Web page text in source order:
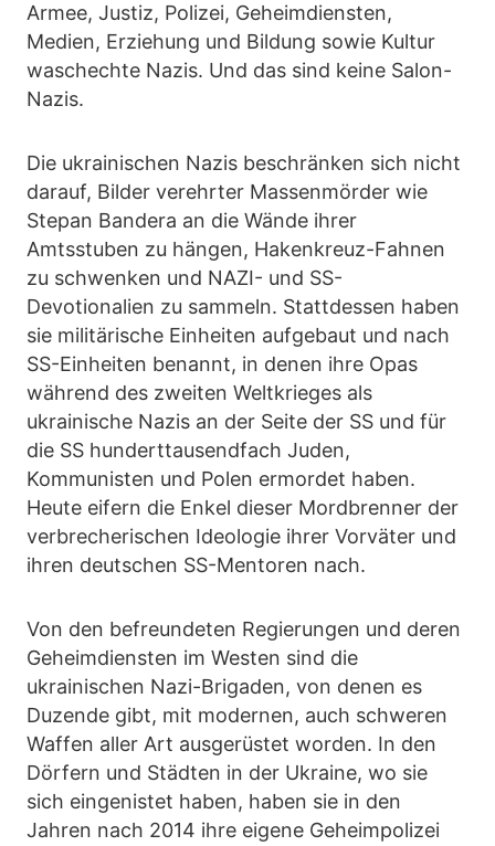
Armee, Justiz, Polizei, Geheimdiensten,
Medien, Erziehung und Bildung sowie Kultur
waschechte Nazis. Und das sind keine Salon-
Nazis.
Die ukrainischen Nazis beschränken sich nicht
darauf, Bilder verehrter Massenmörder wie
Stepan Bandera an die Wände ihrer
Amtsstuben zu hängen, Hakenkreuz-Fahnen
zu schwenken und NAZI- und SS-
Devotionalien zu sammeln. Stattdessen haben
sie militärische Einheiten aufgebaut und nach
SS-Einheiten benannt, in denen ihre Opas
während des zweiten Weltkrieges als
ukrainische Nazis an der Seite der SS und für
die SS hunderttausendfach Juden,
Kommunisten und Polen ermordet haben.
Heute eifern die Enkel dieser Mordbrenner der
verbrecherischen Ideologie ihrer Vorväter und
ihren deutschen SS-Mentoren nach.
Von den befreundeten Regierungen und deren
Geheimdiensten im Westen sind die
ukrainischen Nazi-Brigaden, von denen es
Duzende gibt, mit modernen, auch schweren
Waffen aller Art ausgerüstet worden. In den
Dörfern und Städten in der Ukraine, wo sie
sich eingenistet haben, haben sie in den
Jahren nach 2014 ihre eigene Geheimpolizei